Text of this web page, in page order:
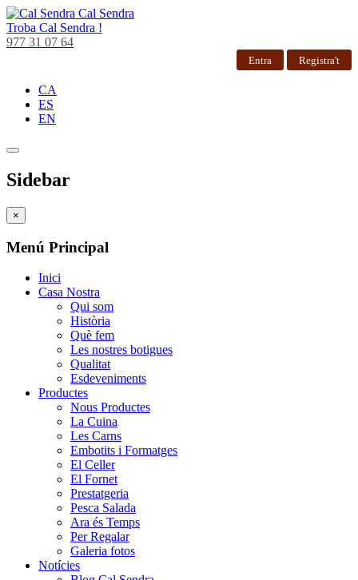
Cal Sendra
Troba Cal Sendra !
977 31 07 64
Entra Registra't
CA
ES
EN
Sidebar
×
Menú Principal
Inici
Casa Nostra
Qui som
Història
Què fem
Les nostres botigues
Qualitat
Esdeveniments
Productes
Nous Productes
La Cuina
Les Carns
Embotits i Formatges
El Celler
El Fornet
Prestatgeria
Pesca Salada
Ara és Temps
Per Regalar
Galeria fotos
Notícies